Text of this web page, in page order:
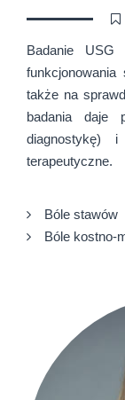
Badanie USG
także na
badania daje
diagnostykę)
terapeutyczne.
Bóle stawów
Bóle kostno-